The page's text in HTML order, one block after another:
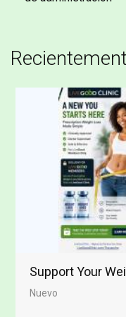
Support Your
Nuevo